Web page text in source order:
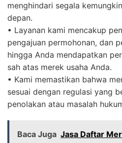
menghindari segala
depan.
• Layanan kami mencakup
pengajuan permohonan, dan
hingga Anda mendapatkan
sah atas merek usaha Anda.
• Kami memastikan bahwa
sesuai dengan regulasi yang
penolakan atau masalah
Baca Juga Jasa Daftar